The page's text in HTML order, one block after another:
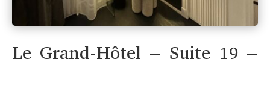
Le Grand-Hôtel – Suite 19 –